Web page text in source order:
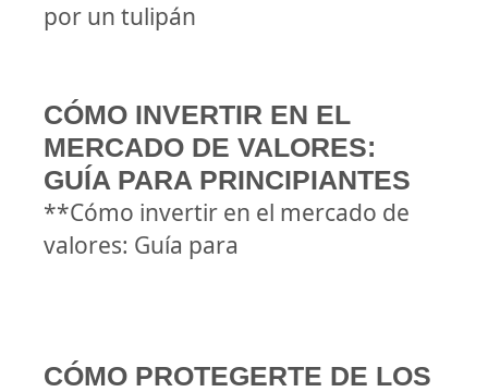
por un tulipán
CÓMO INVERTIR EN EL
MERCADO DE VALORES:
GUÍA PARA PRINCIPIANTES
**Cómo invertir en el mercado de
valores: Guía para
CÓMO PROTEGERTE DE LOS